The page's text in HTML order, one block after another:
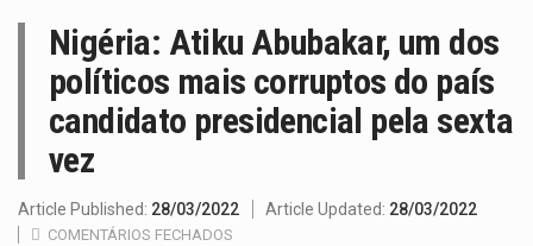
Nigéria: Atiku Abubakar, um dos
políticos mais corruptos do país
candidato presidencial pela sexta
vez
Article Published: 28/03/2022 Article Updated: 28/03/2022
COMENTÁRIOS FECHADOS